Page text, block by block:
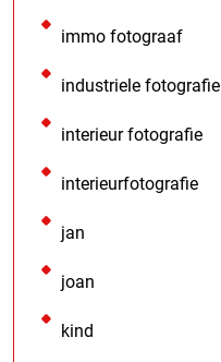
immo fotograaf
industriele fotografie
interieur fotografie
interieurfotografie
jan
joan
kind